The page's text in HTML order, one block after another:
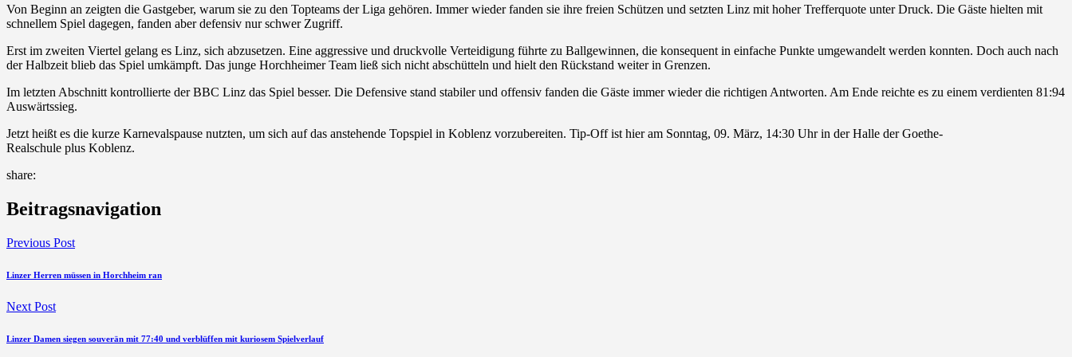
Von Beginn an zeigten die Gastgeber, warum sie zu den Topteams der Liga gehören. Immer wieder fanden sie ihre freien Schützen und setzten Linz mit hoher Trefferquote unter Druck. Die Gäste hielten mit
schnellem Spiel dagegen, fanden aber defensiv nur schwer Zugriff.
Erst im zweiten Viertel gelang es Linz, sich abzusetzen. Eine aggressive und druckvolle Verteidigung führte zu Ballgewinnen, die konsequent in einfache Punkte umgewandelt werden konnten. Doch auch nach
der Halbzeit blieb das Spiel umkämpft. Das junge Horchheimer Team ließ sich nicht abschütteln und hielt den Rückstand weiter in Grenzen.
Im letzten Abschnitt kontrollierte der BBC Linz das Spiel besser. Die Defensive stand stabiler und offensiv fanden die Gäste immer wieder die richtigen Antworten. Am Ende reichte es zu einem verdienten 81:94
Auswärtssieg.
Jetzt heißt es die kurze Karnevalspause nutzten, um sich auf das anstehende Topspiel in Koblenz vorzubereiten. Tip-Off ist hier am Sonntag, 09. März, 14:30 Uhr in der Halle der Goethe-
Realschule plus Koblenz.
share:
Beitragsnavigation
Previous Post
Linzer Herren müssen in Horchheim ran
Next Post
Linzer Damen siegen souverän mit 77:40 und verblüffen mit kuriosem Spielverlauf